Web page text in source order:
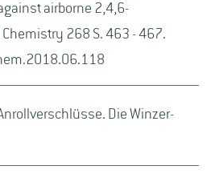
airborne 2,4,6-
268 S. 463 - 467.
Die Winzer-